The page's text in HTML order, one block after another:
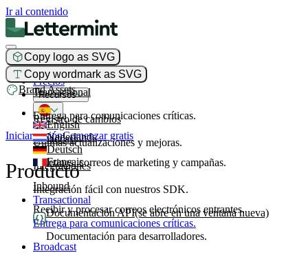
Ir al contenido
Copy logo as SVG
Copy wordmark as SVG
Brand Assets
Producto
Transactional
Entrega para comunicaciones críticas.
Broadcast
Boletines, correos de marketing y campañas.
Inbound
Recibir y procesar correos electrónicos entrantes.
Precios
Recursos
Registro de cambios
Últimas actualizaciones y mejoras.
Integraciones
Integración fácil con nuestros SDK.
Documentación API(se abre en una ventana nueva)
Documentación para desarrolladores.
English
Nederlands
Deutsch
Français
Iniciar sesiónComenzar gratis
Producto
Transactional
Entrega para comunicaciones críticas.
Broadcast